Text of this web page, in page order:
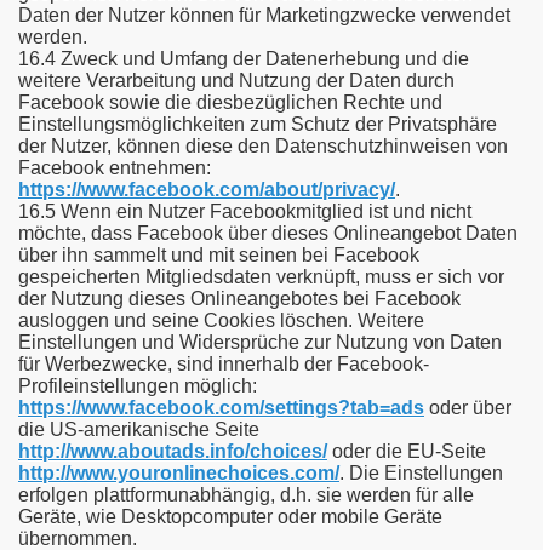
Daten der Nutzer können für Marketingzwecke verwendet
werden.
16.4 Zweck und Umfang der Datenerhebung und die
weitere Verarbeitung und Nutzung der Daten durch
Facebook sowie die diesbezüglichen Rechte und
Einstellungsmöglichkeiten zum Schutz der Privatsphäre
der Nutzer, können diese den Datenschutzhinweisen von
Facebook entnehmen:
https://www.facebook.com/about/privacy/.
16.5 Wenn ein Nutzer Facebookmitglied ist und nicht
möchte, dass Facebook über dieses Onlineangebot Daten
über ihn sammelt und mit seinen bei Facebook
gespeicherten Mitgliedsdaten verknüpft, muss er sich vor
der Nutzung dieses Onlineangebotes bei Facebook
ausloggen und seine Cookies löschen. Weitere
Einstellungen und Widersprüche zur Nutzung von Daten
für Werbezwecke, sind innerhalb der Facebook-
Profileinstellungen möglich:
https://www.facebook.com/settings?tab=ads oder über
die US-amerikanische Seite
http://www.aboutads.info/choices/oder die EU-Seite
http://www.youronlinechoices.com/. Die Einstellungen
erfolgen plattformunabhängig, d.h. sie werden für alle
Geräte, wie Desktopcomputer oder mobile Geräte
übernommen.